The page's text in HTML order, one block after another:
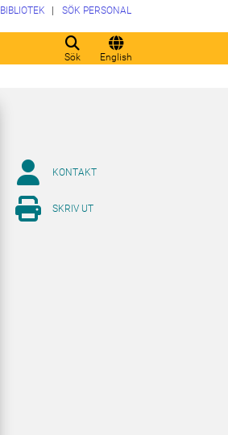
Sök English
BIBLIOTEK SÖK PERSONAL
KONTAKT
SKRIV UT